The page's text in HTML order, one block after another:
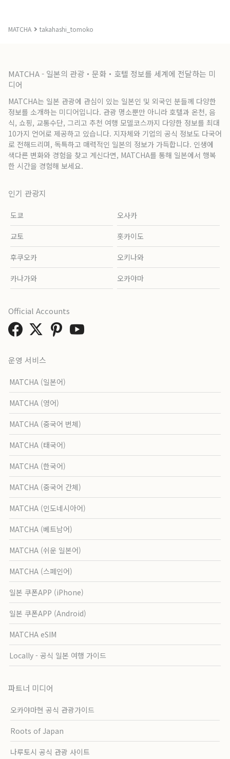
MATCHA takahashi_tomoko
MATCHA - 일본의 관광・문화・호텔 정보를 세계에 전달하는 미
디어
MATCHA는 일본 관광에 관심이 있는 일본인 및 외국인 분들께 다양한
정보를 소개하는 미디어입니다. 관광 명소뿐만 아니라 호텔과 온천, 음
식, 쇼핑, 교통수단, 그리고 추천 여행 모델코스까지 다양한 정보를 최대
10가지 언어로 제공하고 있습니다. 지자체와 기업의 공식 정보도 다국어
로 전해드리며, 독특하고 매력적인 일본의 정보가 가득합니다. 인생에
색다른 변화와 경험을 찾고 계신다면, MATCHA를 통해 일본에서 행복
한 시간을 경험해 보세요.
인기 관광지
도쿄 오사카
교토 홋카이도
후쿠오카 오키나와
카나가와 오카야마
운영 서비스
MATCHA (일본어)
MATCHA (영어)
MATCHA (중국어 번체)
MATCHA (태국어)
MATCHA (한국어)
MATCHA (중국어 간체)
MATCHA (인도네시아어)
MATCHA (베트남어)
MATCHA (쉬운 일본어)
MATCHA (스페인어)
일본 쿠폰APP (iPhone)
일본 쿠폰APP (Android)
MATCHA eSIM
Locally - 공식 일본 여행 가이드
파트너 미디어
오카야마현 공식 관광가이드
Roots of Japan
나루토시 공식 관광 사이트
Official Accounts